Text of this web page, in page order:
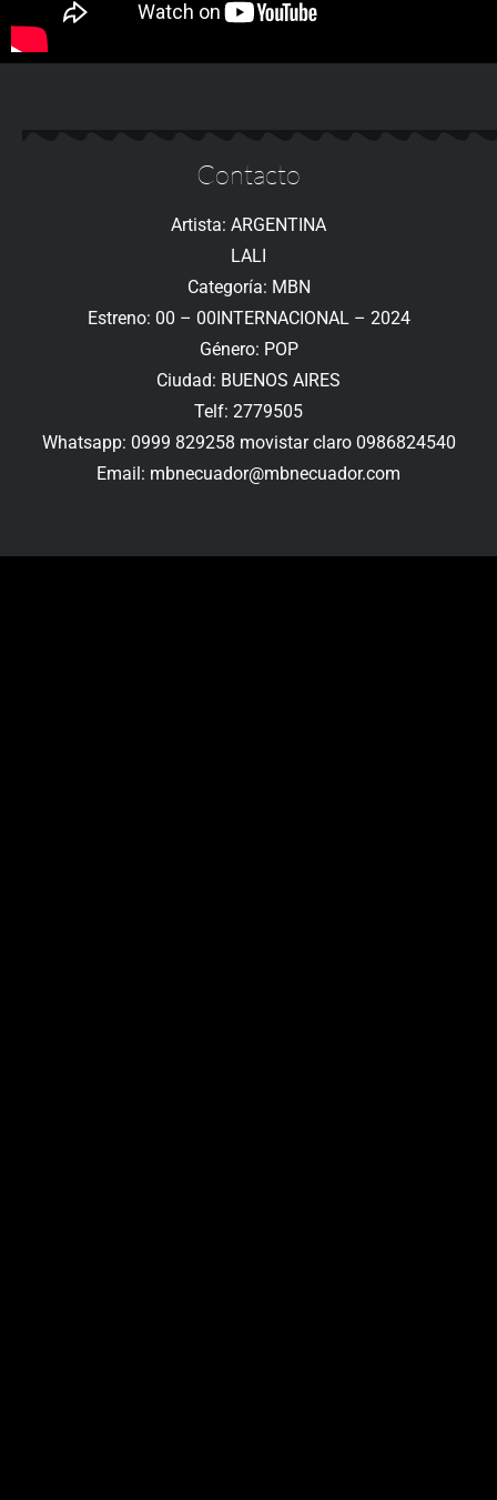
Contacto
Artista: ARGENTINA
LALI
Categoría: MBN
Estreno: 00 – 00INTERNACIONAL – 2024
Género: POP
Ciudad: BUENOS AIRES
Telf: 2779505
Whatsapp: 0999 829258 movistar claro 0986824540
Email: mbnecuador@mbnecuador.com